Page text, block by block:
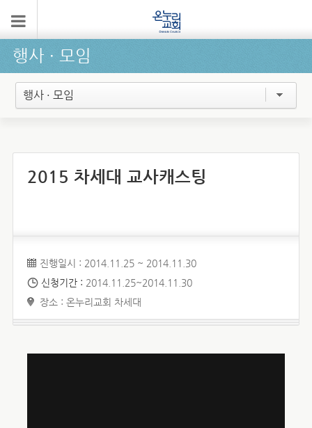
행사 ∙ 모임
행사 · 모임
2015 차세대 교사캐스팅
진행일시 : 2014.11.25 ~ 2014.11.30
신청기간 : 2014.11.25~2014.11.30
장소 : 온누리교회 차세대